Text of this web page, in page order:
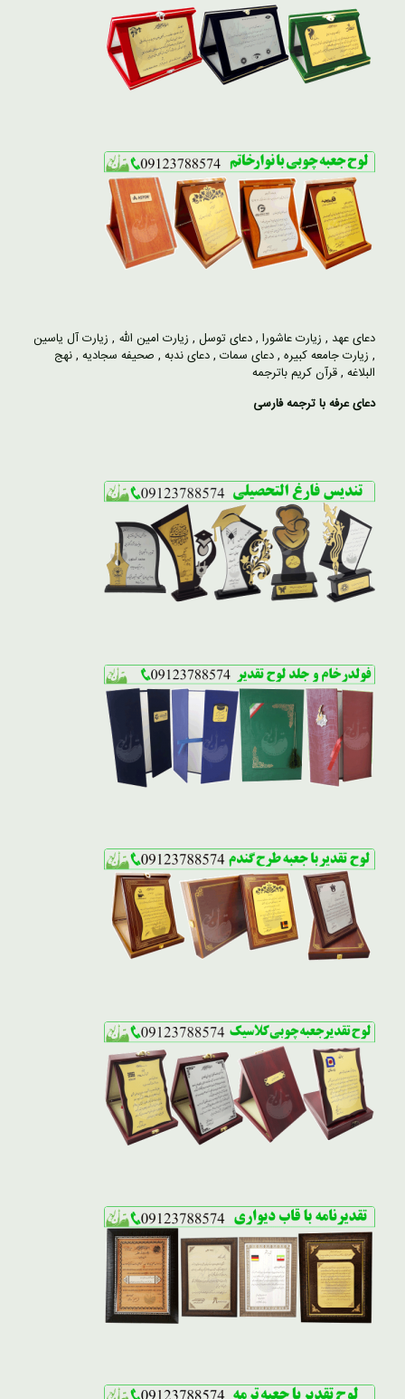
دعای عهد , زیارت عاشورا ,دعای توسل , زیارت امین الله , زیارت آل یاسین
, زیارت جامعه کبیره ,دعای سمات ,دعای ندبه , صحیفه سجادیه ,نهج
البلاغه ,قرآن کریم باترجمه
دعای عرفه با ترجمه فارسی